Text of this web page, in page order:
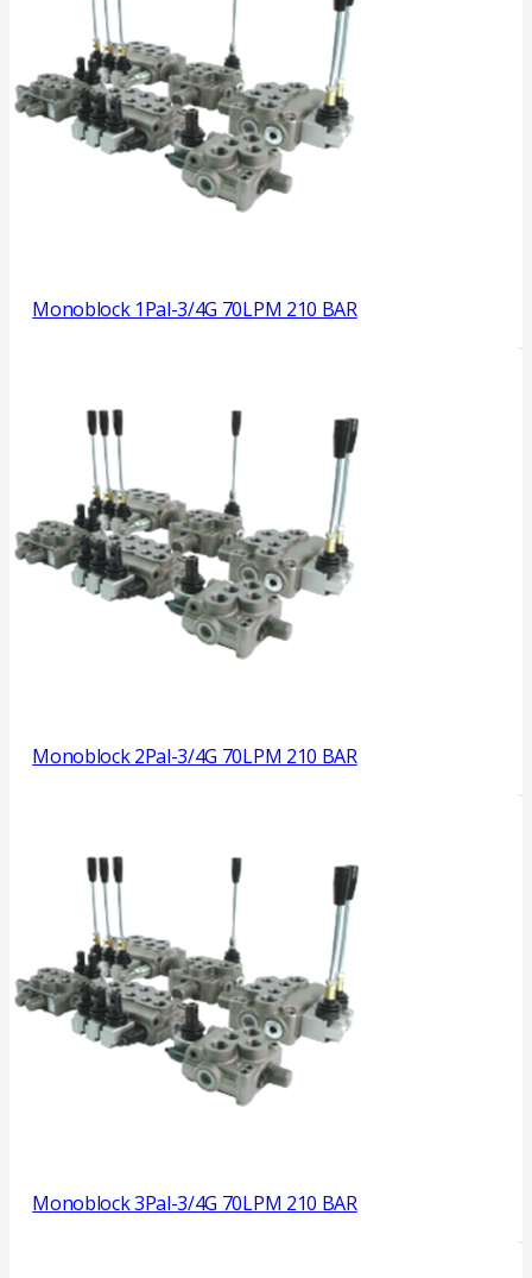
Monoblock 1Pal-3/4G 70LPM 210 BAR
Monoblock 2Pal-3/4G 70LPM 210 BAR
Monoblock 3Pal-3/4G 70LPM 210 BAR